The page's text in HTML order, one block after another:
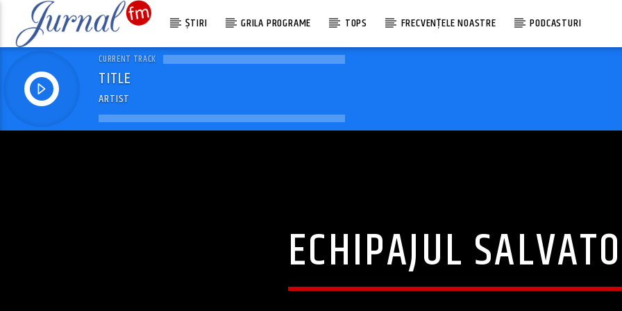
ȘTIRI GRILA PROGRAME TOPS FRECVENȚELE NOASTRE PODCASTURI
CURRENT TRACK
TITLE
ARTIST
ECHIPAJUL